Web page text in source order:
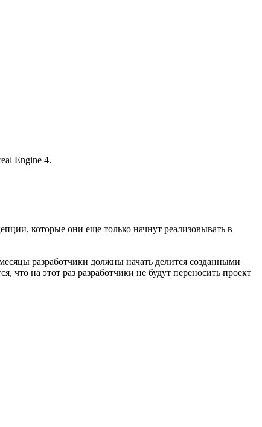
Engine 4.
которые они еще только начнут реализовывать в
разработчики должны начать делится созданными
что на этот раз разработчики не будут переносить проект